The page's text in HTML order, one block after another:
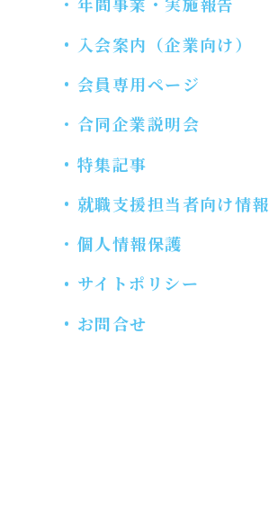
入会案内（企業向け）
会員専用ページ
合同企業説明会
特集記事
就職支援担当者向け情報
個人情報保護
サイトポリシー
お問合せ